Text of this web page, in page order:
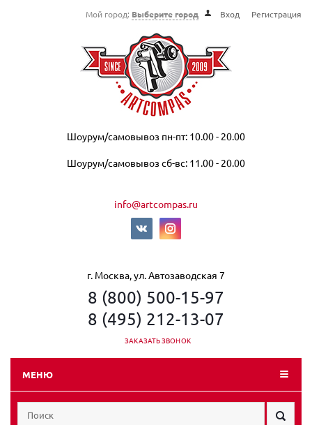
Мой город: Выберите город Вход Регистрация
Шоурум/самовывоз пн-пт: 10.00 - 20.00
Шоурум/самовывоз сб-вс: 11.00 - 20.00
info@artcompas.ru
г. Москва, ул. Автозаводская 7
8 (800) 500-15-97
8 (495) 212-13-07
ЗАКАЗАТЬ ЗВОНОК
МЕНЮ